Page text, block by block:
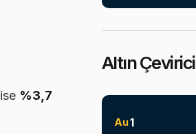
%3,7
Altın Çevirici
Au